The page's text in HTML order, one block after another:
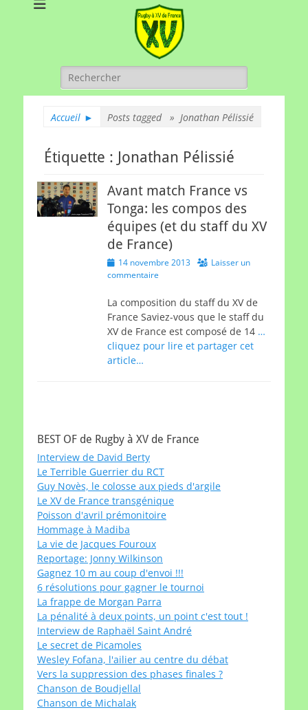
Rugby à XV de
Rechercher :
Accueil ► Posts tagged » Jonathan Pélissié
Étiquette : Jonathan Pélissié
Avant match France vs
Tonga: les compos des
équipes (et du staff du XV
de France)
Posted
on
14 novembre 2013
Laisser un
commentaire
La composition du staff du XV de
France Saviez-vous que le staff du
XV de France est composé de 14 …
cliquez pour lire et partager cet
article…
BEST OF de Rugby à XV de France
Interview de David Berty
Le Terrible Guerrier du RCT
Guy Novès, le colosse aux pieds d'argile
Le XV de France transgénique
Poisson d'avril prémonitoire
Hommage à Madiba
La vie de Jacques Fouroux
Reportage: Jonny Wilkinson
Gagnez 10 m au coup d'envoi !!!
6 résolutions pour gagner le tournoi
La frappe de Morgan Parra
La pénalité à deux points, un point c'est tout !
Interview de Raphaël Saint André
Le secret de Picamoles
Wesley Fofana, l'ailier au centre du débat
Vers la suppression des phases finales ?
Chanson de Boudjellal
Chanson de Michalak